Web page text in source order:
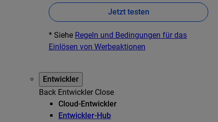
Jetzt testen
* Siehe Regeln und Bedingungen für das
Einlösen von Werbeaktionen
Entwickler
Back Entwickler Close
Cloud-Entwickler
Entwickler-Hub